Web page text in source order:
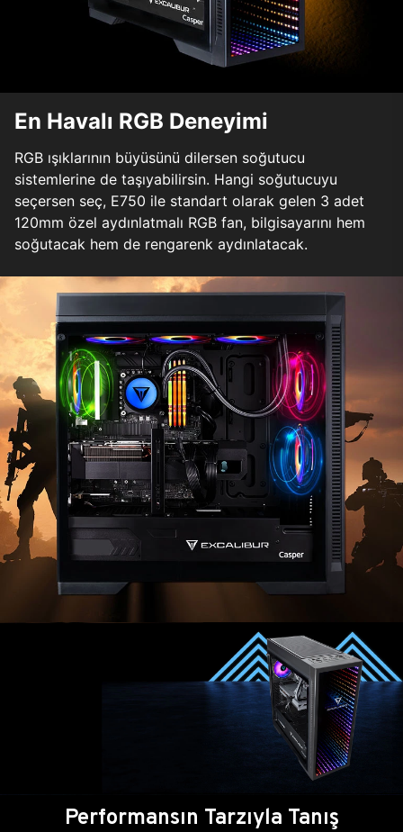
En Havalı RGB Deneyimi
RGB ışıklarının büyüsünü dilersen soğutucu
sistemlerine de taşıyabilirsin. Hangi soğutucuyu
seçersen seç, E750 ile standart olarak gelen 3 adet
120mm özel aydınlatmalı RGB fan, bilgisayarını hem
soğutacak hem de rengarenk aydınlatacak.
Performansın Tarzıyla Tanış